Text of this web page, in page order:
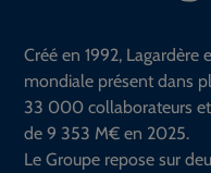
Créé en 1992,
mondiale présent dans
33 000 collaborateurs et
de 9 353 M€ en 2025.
Le Groupe repose sur